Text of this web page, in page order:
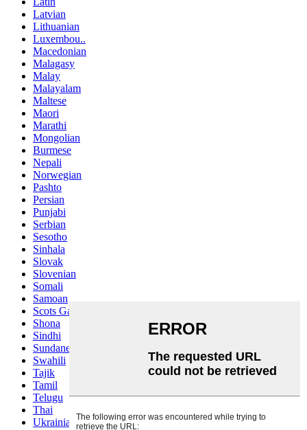
Latvian
Lithuanian
Luxembou..
Macedonian
Malagasy
Malay
Malayalam
Maltese
Maori
Marathi
Mongolian
Burmese
Nepali
Norwegian
Pashto
Persian
Punjabi
Serbian
Sesotho
Sinhala
Slovak
Slovenian
Somali
Samoan
Scots Gaelic
Shona
Sindhi
Sundanese
Swahili
Tajik
Tamil
Telugu
Thai
Ukrainian